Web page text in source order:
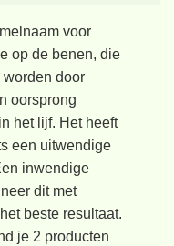
voor
op de benen, die
door
oorsprong
het lijf. Het heeft
een uitwendige
inwendige
dit met
beste resultaat.
je 2 producten